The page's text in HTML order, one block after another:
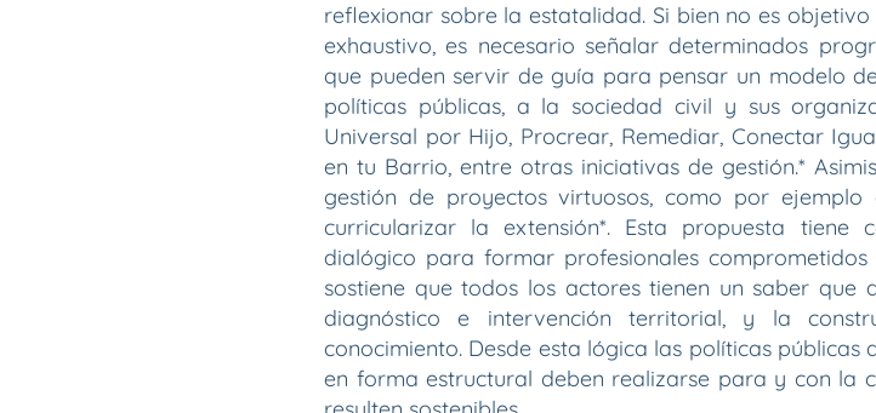
reflexionar sobre la estatalidad. Si bien no es
exhaustivo, es necesario señalar determinados
que pueden servir de guía para pensar un modelo
políticas públicas, a la sociedad civil y sus
Universal por Hijo, Procrear, Remediar, Conectar
en tu Barrio, entre otras iniciativas de gestión.*
gestión de proyectos virtuosos, como por
curricularizar la extensión*. Esta propuesta
dialógico para formar profesionales
sostiene que todos los actores tienen un saber
diagnóstico e intervención territorial, y la
conocimiento. Desde esta lógica las políticas
en forma estructural deben realizarse para y con la